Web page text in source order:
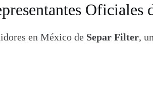
en México de Separ Filter,